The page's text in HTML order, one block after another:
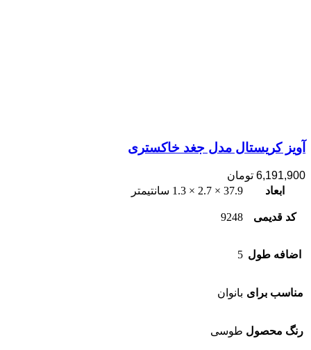
آویز کریستال مدل جغد خاکستری
6,191,900 تومان
ابعاد
37.9 × 2.7 × 1.3 سانتیمتر
کد قدیمی 9248
اضافه طول 5
مناسب برای بانوان
رنگ محصول طوسی